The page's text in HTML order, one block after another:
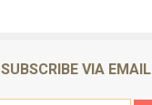
SUBSCRIBE VIA EMAIL